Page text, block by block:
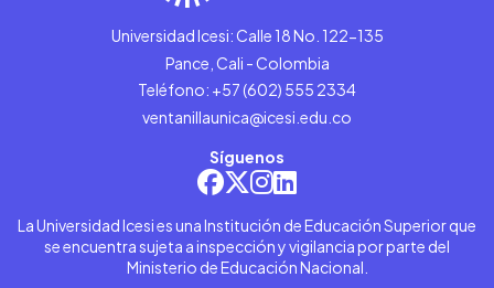
Universidad Icesi: Calle 18 No. 122-135
Pance, Cali - Colombia
Teléfono: +57 (602) 555 2334
ventanillaunica@icesi.edu.co
Síguenos
La Universidad Icesi es una Institución de Educación Superior que
se encuentra sujeta a inspección y vigilancia por parte del
Ministerio de Educación Nacional.